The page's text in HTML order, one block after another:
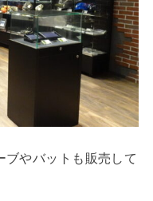
ブやバットも販売して